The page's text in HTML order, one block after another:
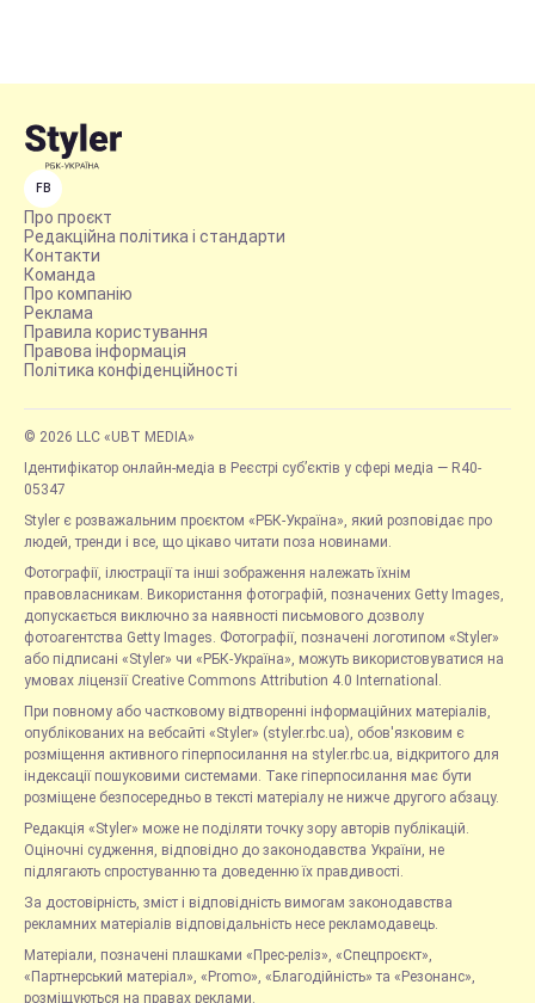
FB
Про проєкт
Редакційна політика і стандарти
Контакти
Команда
Про компанію
Реклама
Правила користування
Правова інформація
Політика конфіденційності
© 2026 LLC «UBT MEDIA»
Ідентифікатор онлайн-медіа в Реєстрі суб’єктів у сфері медіа — R40-
05347
Styler є розважальним проєктом «РБК-Україна», який розповідає про
людей, тренди і все, що цікаво читати поза новинами.
Фотографії, ілюстрації та інші зображення належать їхнім
правовласникам. Використання фотографій, позначених Getty Images,
допускається виключно за наявності письмового дозволу
фотоагентства Getty Images. Фотографії, позначені логотипом «Styler»
або підписані «Styler» чи «РБК-Україна», можуть використовуватися на
умовах ліцензії Creative Commons Attribution 4.0 International.
При повному або частковому відтворенні інформаційних матеріалів,
опублікованих на вебсайті «Styler» (styler.rbc.ua), обов'язковим є
розміщення активного гіперпосилання на styler.rbc.ua, відкритого для
індексації пошуковими системами. Таке гіперпосилання має бути
розміщене безпосередньо в тексті матеріалу не нижче другого абзацу.
Редакція «Styler» може не поділяти точку зору авторів публікацій.
Оціночні судження, відповідно до законодавства України, не
підлягають спростуванню та доведенню їх правдивості.
За достовірність, зміст і відповідність вимогам законодавства
рекламних матеріалів відповідальність несе рекламодавець.
Матеріали, позначені плашками «Прес-реліз», «Спецпроєкт»,
«Партнерський матеріал», «Promo», «Благодійність» та «Резонанс»,
розміщуються на правах реклами.